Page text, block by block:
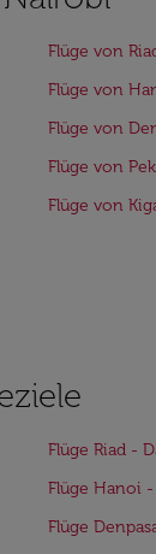
Flüge von
Flüge von
Flüge von
Flüge von
Flüge von
Flüge Riad -
Flüge Hanoi
Flüge